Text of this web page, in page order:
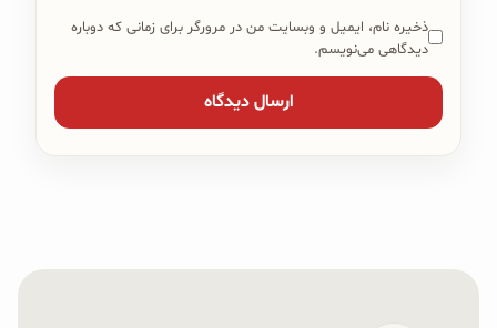
ذخیره نام، ایمیل و وبسایت من در مرورگر برای زمانی که دوباره
دیدگاهی می‌نویسم.